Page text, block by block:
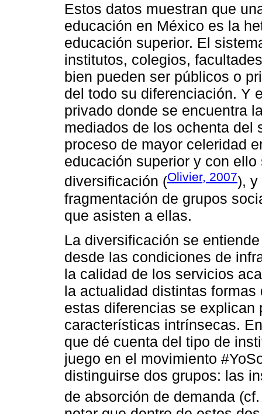
Estos datos muestran que
educación en México es la
educación superior. El
institutos, colegios,
bien pueden ser públicos o
del todo su diferenciación. Y
privado donde se encuentra
mediados de los ochenta del
proceso de mayor celeridad
educación superior y con
diversificación (Olivier, 2007), y
fragmentación de grupos
que asisten a ellas.
La diversificación se
desde las condiciones de
la calidad de los servicios
la actualidad distintas
estas diferencias se explican
características intrínsecas.
que dé cuenta del tipo de
juego en el movimiento
distinguirse dos grupos: las
de absorción de demanda